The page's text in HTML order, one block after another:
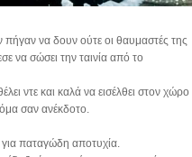
να δουν ούτε οι θαυμαστές της
να σώσει την ταινία από το
ντε και καλά να εισέλθει στον χώρο
σαν ανέκδοτο.
για παταγώδη αποτυχία.